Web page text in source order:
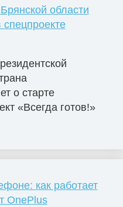
области
о старте
«Всегда готов!»
как работает
OnePlus